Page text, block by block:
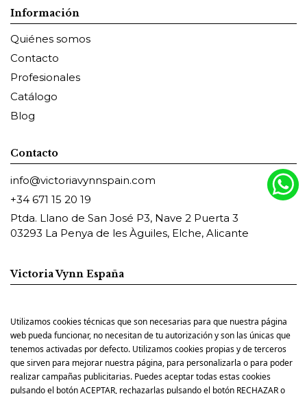
Información
Quiénes somos
Contacto
Profesionales
Catálogo
Blog
Contacto
info@victoriavynnspain.com
+34 671 15 20 19
Ptda. Llano de San José P3, Nave 2 Puerta 3
03293 La Penya de les Àguiles, Elche, Alicante
Victoria Vynn España
Pharm Foot España
Utilizamos cookies técnicas que son necesarias para que nuestra página
web pueda funcionar, no necesitan de tu autorización y son las únicas que
tenemos activadas por defecto. Utilizamos cookies propias y de terceros
que sirven para mejorar nuestra página, para personalizarla o para poder
realizar campañas publicitarias. Puedes aceptar todas estas cookies
pulsando el botón ACEPTAR, rechazarlas pulsando el botón RECHAZAR o